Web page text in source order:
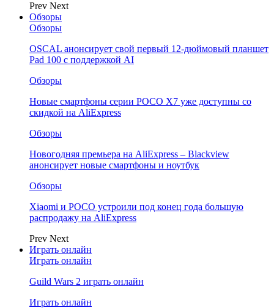
Prev Next
Обзоры
Обзоры
OSCAL анонсирует свой первый 12-дюймовый планшет
Pad 100 с поддержкой AI
Обзоры
Новые смартфоны серии POCO X7 уже доступны со
скидкой на AliExpress
Обзоры
Новогодняя премьера на AliExpress – Blackview
анонсирует новые смартфоны и ноутбук
Обзоры
Xiaomi и POCO устроили под конец года большую
распродажу на AliExpress
Prev Next
Играть онлайн
Играть онлайн
Guild Wars 2 играть онлайн
Играть онлайн